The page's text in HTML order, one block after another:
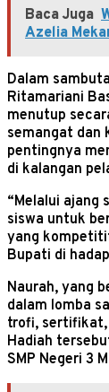
Baca Juga
Azelia
Dalam
Ritamariani
menutup
semangat dan
pentingnya
di kalangan
“Melalui ajang
siswa untuk
yang
Bupati di
Naurah, yang
dalam lomba
trofi, sertifikat,
Hadiah
SMP Negeri 3